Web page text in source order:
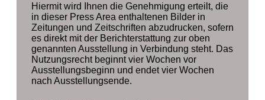
Hiermit wird Ihnen die Genehmigung erteilt, die
in dieser Press Area enthaltenen Bilder in
Zeitungen und Zeitschriften abzudrucken, sofern
es direkt mit der Berichterstattung zur oben
genannten Ausstellung in Verbindung steht. Das
Nutzungsrecht beginnt vier Wochen vor
Ausstellungsbeginn und endet vier Wochen
nach Ausstellungsende.